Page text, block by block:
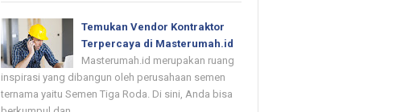
Temukan Vendor Kontraktor
Terpercaya di Masterumah.id
Masterumah.id merupakan ruang
inspirasi yang dibangun oleh perusahaan semen
ternama yaitu Semen Tiga Roda. Di sini, Anda bisa